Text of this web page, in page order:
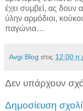
έχει συμβεί, ας δουν
ύλην αρμόδιοι,
παγώνια…
Avgi Blog στις 12:00
Δεν υπάρχουν
Δημοσίευση